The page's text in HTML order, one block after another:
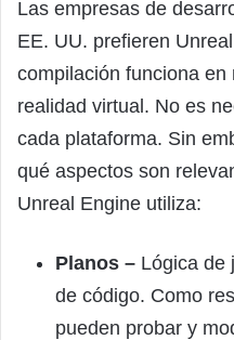
Las empresas de
EE. UU. prefieren
compilación funciona
realidad virtual. No es
cada plataforma. Sin
qué aspectos son
Unreal Engine utiliza:
Planos – Lógica de
de código. Como
pueden probar y